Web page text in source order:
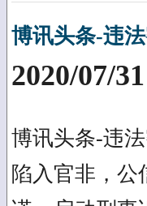
博讯头条-违
2020/07/31
博讯头条-违
陷入官非，公